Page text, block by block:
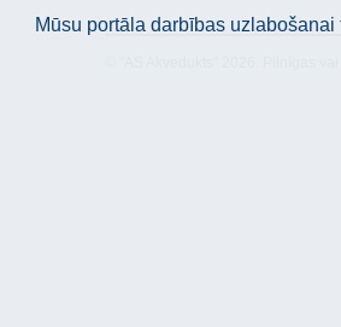
Mūsu portāla darbības